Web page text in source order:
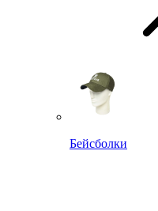
Бейсболки